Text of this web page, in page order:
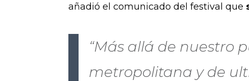
añadió el comunicado del festival que
“Más allá de nuestro
metropolitana y de